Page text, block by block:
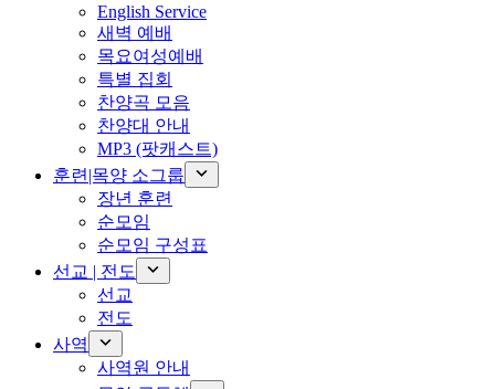
English Service
새벽 예배
목요여성예배
특별 집회
찬양곡 모음
찬양대 안내
MP3 (팟캐스트)
훈련|목양 소그룹
장년 훈련
순모임
순모임 구성표
선교 | 전도
선교
전도
사역
사역원 안내